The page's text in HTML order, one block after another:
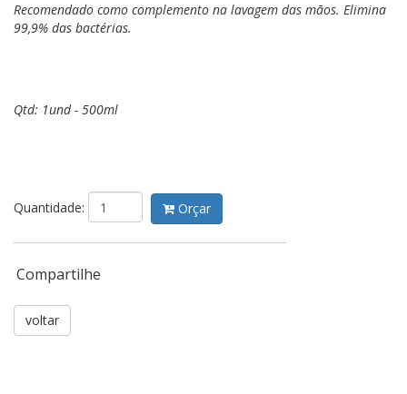
Recomendado como complemento na lavagem das mãos. Elimina
99,9% das bactérias.
Qtd: 1und - 500ml
Quantidade: Orçar
Compartilhe
voltar